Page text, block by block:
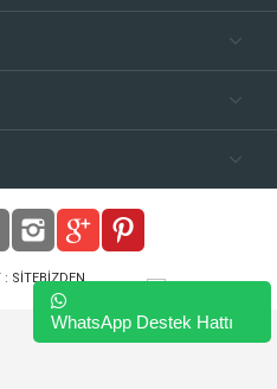
: SITEBIZDEN
WhatsApp Destek Hattı